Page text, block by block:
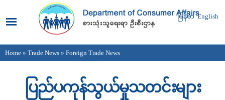
main
content
မြန်မာ English
You are here
Home » Trade News » Foreign Trade News
ပြည်ပကုန်သွယ်မှုသတင်းများ